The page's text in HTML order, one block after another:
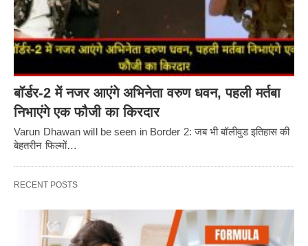
बॉर्डर-2 में नजर आएंगे अभिनेता वरुण धवन, पहली मर्तबा
निभाएंगे एक फौजी का किरदार
Varun Dhawan will be seen in Border 2: जब भी बॉलीवुड इतिहास की
बेहतरीन फिल्मों…
RECENT POSTS